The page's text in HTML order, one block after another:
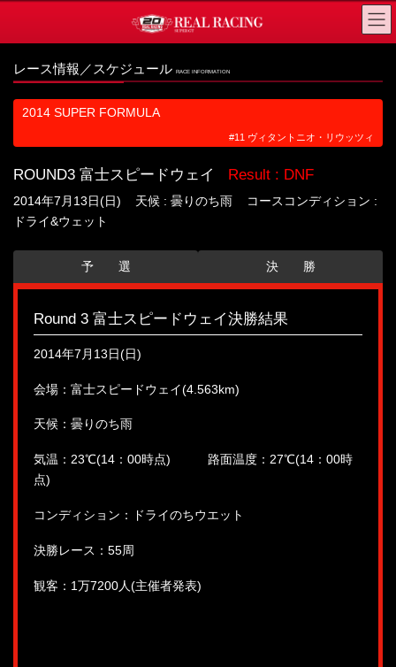
レース情報／スケジュール RACE INFORMATION
2014 SUPER FORMULA
#11 ヴィタントニオ・リウッツィ
ROUND3 富士スピードウェイ Result : DNF
2014年7月13日(日) 天候 : 曇りのち雨 コースコンディション :
ドライ&ウェット
予 選 決 勝
Round 3 富士スピードウェイ決勝結果
2014年7月13日(日)
会場：富士スピードウェイ(4.563km)
天候：曇りのち雨
気温：23℃(14：00時点) 路面温度：27℃(14：00時
点)
コンディション：ドライのちウエット
決勝レース：55周
観客：1万7200人(主催者発表)